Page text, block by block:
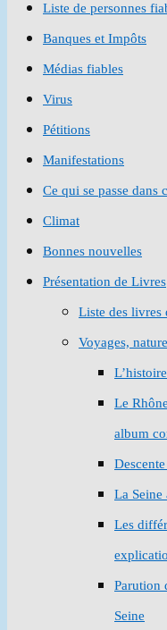
Liste de personnes
Banques et Impôts
Médias fiables
Virus
Pétitions
Manifestations
Ce qui se passe dans
Climat
Bonnes nouvelles
Présentation de Livres
Liste des livres
Voyages,
Le
album
La Seine
Les
Parution
Seine